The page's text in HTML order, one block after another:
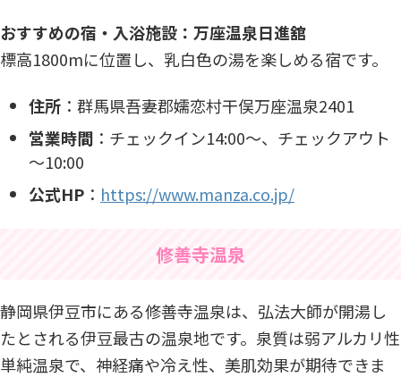
おすすめの宿・入浴施設：万座温泉日進舘
標高1800mに位置し、乳白色の湯を楽しめる宿です。​
住所 ：​群馬県吾妻郡嬬恋村干俣万座温泉2401​
営業時間 ：​チェックイン14:00～、チェックアウト
～10:00​
公式HP ： https://www.manza.co.jp/
修善寺温泉
静岡県伊豆市にある修善寺温泉は、弘法大師が開湯し
たとされる伊豆最古の温泉地です。泉質は弱アルカリ性
単純温泉で、神経痛や冷え性、美肌効果が期待できま